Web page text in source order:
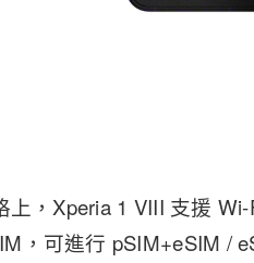
上，Xperia 1 VIII 支援
，可進行 pSIM+eSIM /